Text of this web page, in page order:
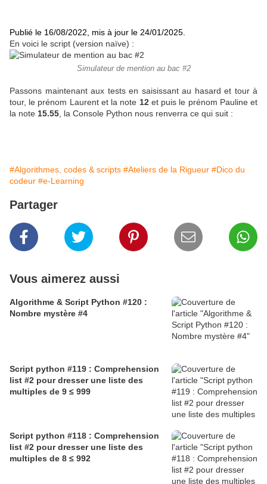
Publié le 16/08/2022, mis à jour le 24/01/2025.
En voici le script (version naïve) :
Simulateur de mention au bac #2
Passons maintenant aux tests en saisissant au hasard et tour à
tour, le prénom Laurent et la note 12et puis le prénom Pauline et
la note 15.55 , la Console Python nous renverra ce qui suit :
#Algorithmes, codes & scripts #Ateliers de la Rigueur #Dico du
codeur #e-Learning
Partager
Vous aimerez aussi
Algorithme & Script Python #120 :
Nombre mystère #4
Script python #119 : Comprehension
list #2 pour dresser une liste des
multiples de 9 ≤ 999
Script python #118 : Comprehension
list #2 pour dresser une liste des
multiples de 8 ≤ 992